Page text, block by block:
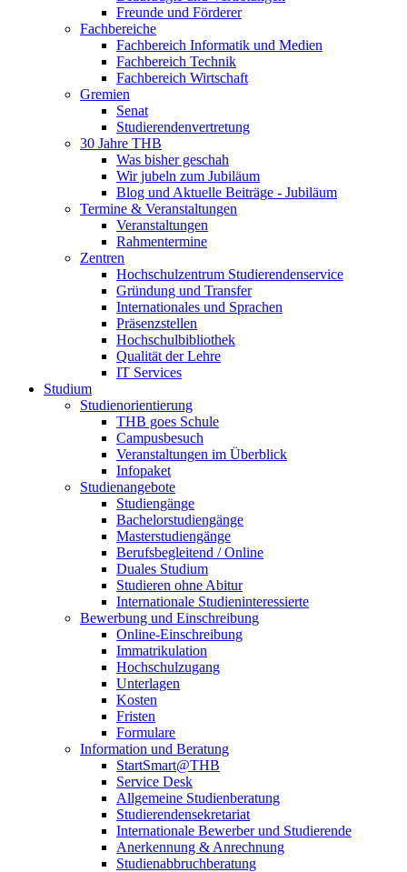
Freunde und Förderer
Fachbereiche
Fachbereich Informatik und Medien
Fachbereich Technik
Fachbereich Wirtschaft
Gremien
Senat
Studierendenvertretung
30 Jahre THB
Was bisher geschah
Wir jubeln zum Jubiläum
Blog und Aktuelle Beiträge - Jubiläum
Termine & Veranstaltungen
Veranstaltungen
Rahmentermine
Zentren
Hochschulzentrum Studierendenservice
Gründung und Transfer
Internationales und Sprachen
Präsenzstellen
Hochschulbibliothek
Qualität der Lehre
IT Services
Studium
Studienorientierung
THB goes Schule
Campusbesuch
Veranstaltungen im Überblick
Infopaket
Studienangebote
Studiengänge
Bachelorstudiengänge
Masterstudiengänge
Berufsbegleitend / Online
Duales Studium
Studieren ohne Abitur
Internationale Studieninteressierte
Bewerbung und Einschreibung
Online-Einschreibung
Immatrikulation
Hochschulzugang
Unterlagen
Kosten
Fristen
Formulare
Information und Beratung
StartSmart@THB
Service Desk
Allgemeine Studienberatung
Studierendensekretariat
Internationale Bewerber und Studierende
Anerkennung & Anrechnung
Studienabbruchberatung